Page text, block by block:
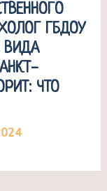
ГБДОУ
ВИДА
ЧТО